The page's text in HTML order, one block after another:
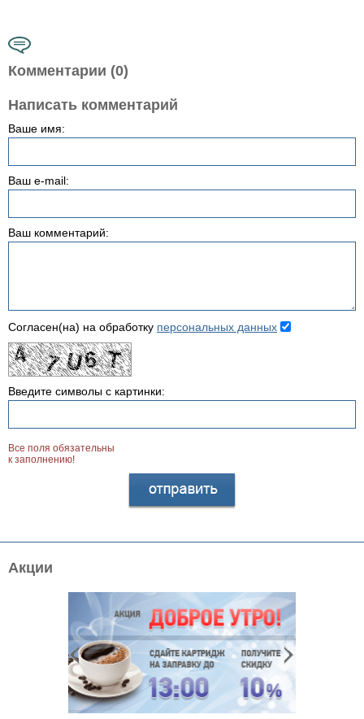
Акции
Комментарии (0)
Написать комментарий
Ваше имя:
Ваш e-mail:
Ваш комментарий:
Согласен(на) на обработку персональных данных
Введите символы с картинки:
Все поля обязательны
к заполнению!